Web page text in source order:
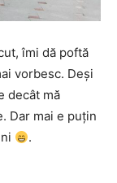
îmi dă poftă
vorbesc. Deși
decât mă
Dar mai e puțin
.